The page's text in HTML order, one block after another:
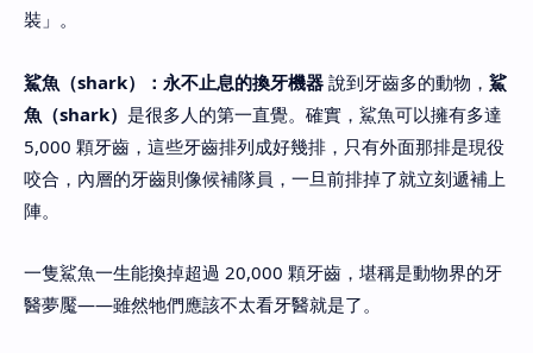
裝」。
鯊魚（shark）：永不止息的換牙機器 說到牙齒多的動物， 鯊
魚（shark） 是很多人的第一直覺。確實，鯊魚可以擁有多達
5,000 顆牙齒，這些牙齒排列成好幾排，只有外面那排是現役
咬合，內層的牙齒則像候補隊員，一旦前排掉了就立刻遞補上
陣。
一隻鯊魚一生能換掉超過 20,000 顆牙齒，堪稱是動物界的牙
醫夢魘——雖然牠們應該不太看牙醫就是了。